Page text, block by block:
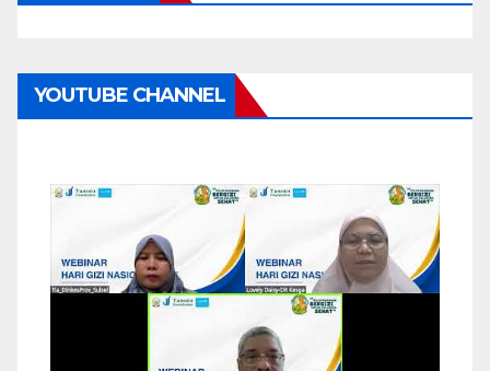
YOUTUBE CHANNEL